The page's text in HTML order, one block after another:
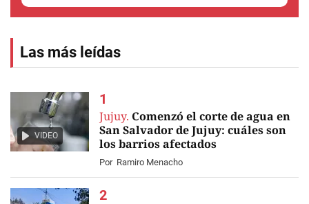
Las más leídas
VIDEO
Jujuy. Comenzó el corte de agua en
San Salvador de Jujuy: cuáles son
los barrios afectados
Por Ramiro Menacho